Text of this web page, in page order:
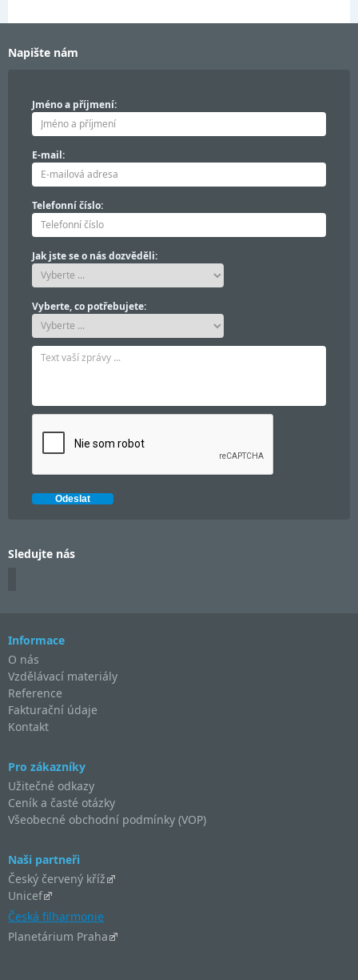
Napište nám
Jméno a příjmení:
E-mail:
Telefonní číslo:
Jak jste se o nás dozvěděli:
Vyberte, co potřebujete:
Sledujte nás
Informace
O nás
Vzdělávací materiály
Reference
Fakturační údaje
Kontakt
Pro zákazníky
Užitečné odkazy
Ceník a časté otázky
Všeobecné obchodní podmínky (VOP)
Naši partneři
Český červený kříž
Unicef
Česká filharmonie
Planetárium Praha